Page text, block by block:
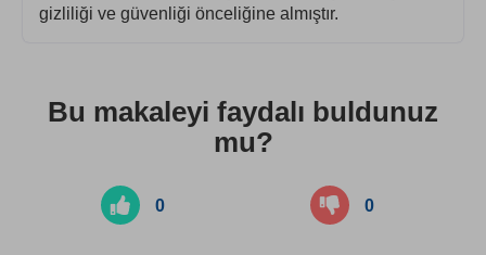
gizliliği ve güvenliği önceliğine almıştır.
Bu makaleyi faydalı buldunuz
mu?
0 0